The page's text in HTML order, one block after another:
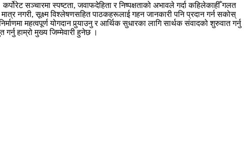
सञ्चारमा स्पष्टता, जवाफदेहिता र निष्पक्षताको अभावले गर्दा कहिलेकाहीँ गलत
नगरी, सूक्ष्म विश्लेषणसहित पाठकहरूलाई गहन जानकारी पनि प्रदान गर्न सकोस्
महत्वपूर्ण योगदान पुर्‍याउनु र आर्थिक सुधारका लागि सार्थक संवादको शुरुवात गर्नु
हाम्रो मुख्य जिम्मेवारी हुनेछ ।